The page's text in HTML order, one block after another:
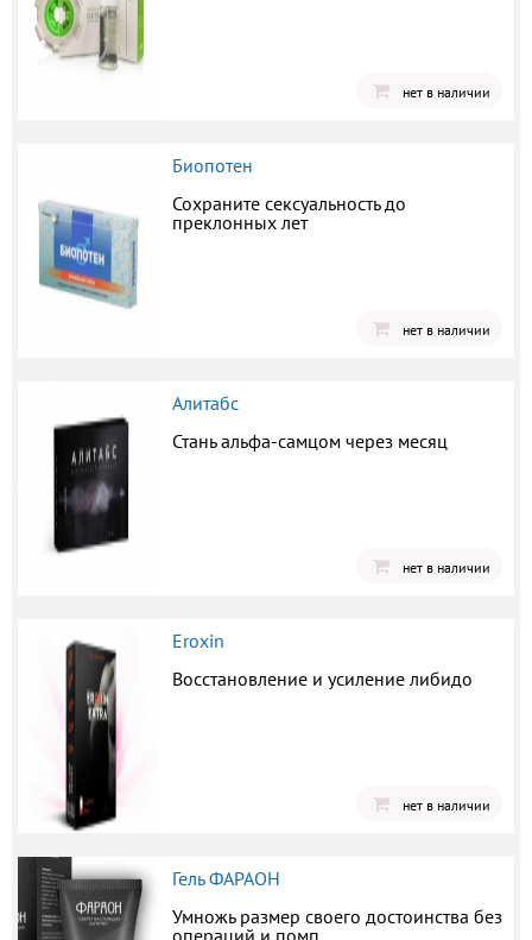
нет в наличии
Биопотен
Сохраните сексуальность до
преклонных лет
нет в наличии
Алитабс
Стань альфа-самцом через месяц
нет в наличии
Eroxin
Восстановление и усиление либидо
нет в наличии
Гель ФАРАОН
Умножь размер своего достоинства без